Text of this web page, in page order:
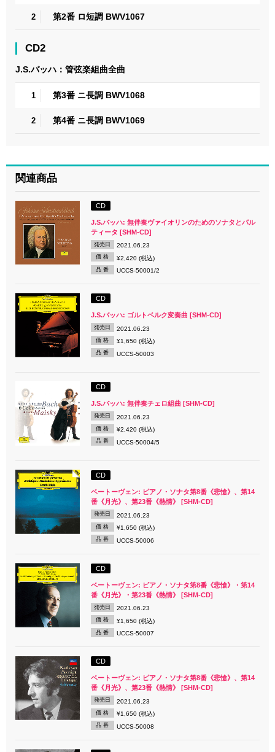
2 第2番 ロ短調 BWV1067
CD2
J.S.バッハ：管弦楽組曲全曲
1 第3番 ニ長調 BWV1068
2 第4番 ニ長調 BWV1069
関連商品
CD
J.S.バッハ: 無伴奏ヴァイオリンのためのソナタとパル
ティータ [SHM-CD]
発売日 2021.06.23
価 格 ¥2,420 (税込)
品 番 UCCS-50001/2
CD
J.S.バッハ: ゴルトベルク変奏曲 [SHM-CD]
発売日 2021.06.23
価 格 ¥1,650 (税込)
品 番 UCCS-50003
CD
J.S.バッハ: 無伴奏チェロ組曲 [SHM-CD]
発売日 2021.06.23
価 格 ¥2,420 (税込)
品 番 UCCS-50004/5
CD
ベートーヴェン: ピアノ・ソナタ第8番《悲愴》、第14
番《月光》、第23番《熱情》 [SHM-CD]
発売日 2021.06.23
価 格 ¥1,650 (税込)
品 番 UCCS-50006
CD
ベートーヴェン: ピアノ・ソナタ第8番《悲愴》・第14
番《月光》・第23番《熱情》 [SHM-CD]
発売日 2021.06.23
価 格 ¥1,650 (税込)
品 番 UCCS-50007
CD
ベートーヴェン: ピアノ・ソナタ第8番《悲愴》、第14
番《月光》、第23番《熱情》 [SHM-CD]
発売日 2021.06.23
価 格 ¥1,650 (税込)
品 番 UCCS-50008